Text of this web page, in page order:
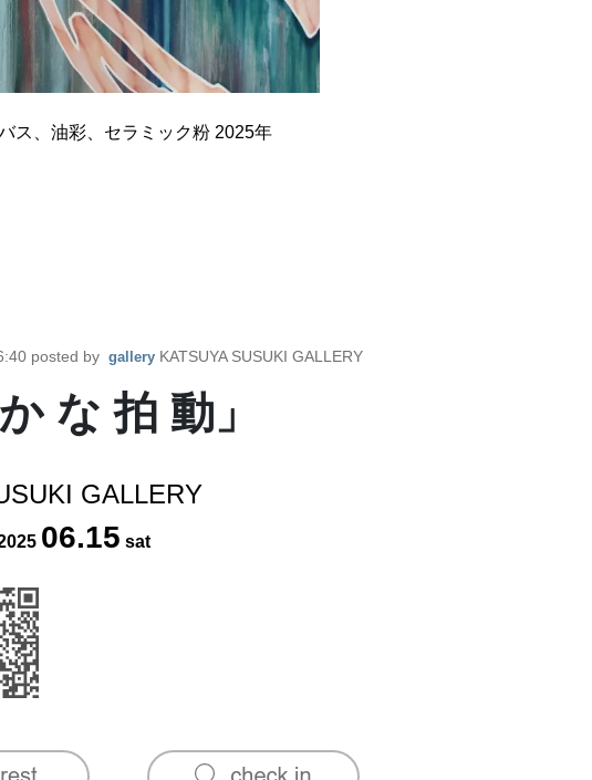
ス、油彩、セラミック粉 2025年
キャンバス、油彩 2025年
バス、油彩 2025年
posted by gallery KATSUYA SUSUKI GALLERY
な 拍 動」
GALLERY
06.15 sat